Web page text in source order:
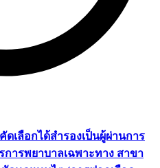
ดเลือกได้สำรองเป็นผู้ผ่านการ
ารพยาบาลเฉพาะทาง สาขา